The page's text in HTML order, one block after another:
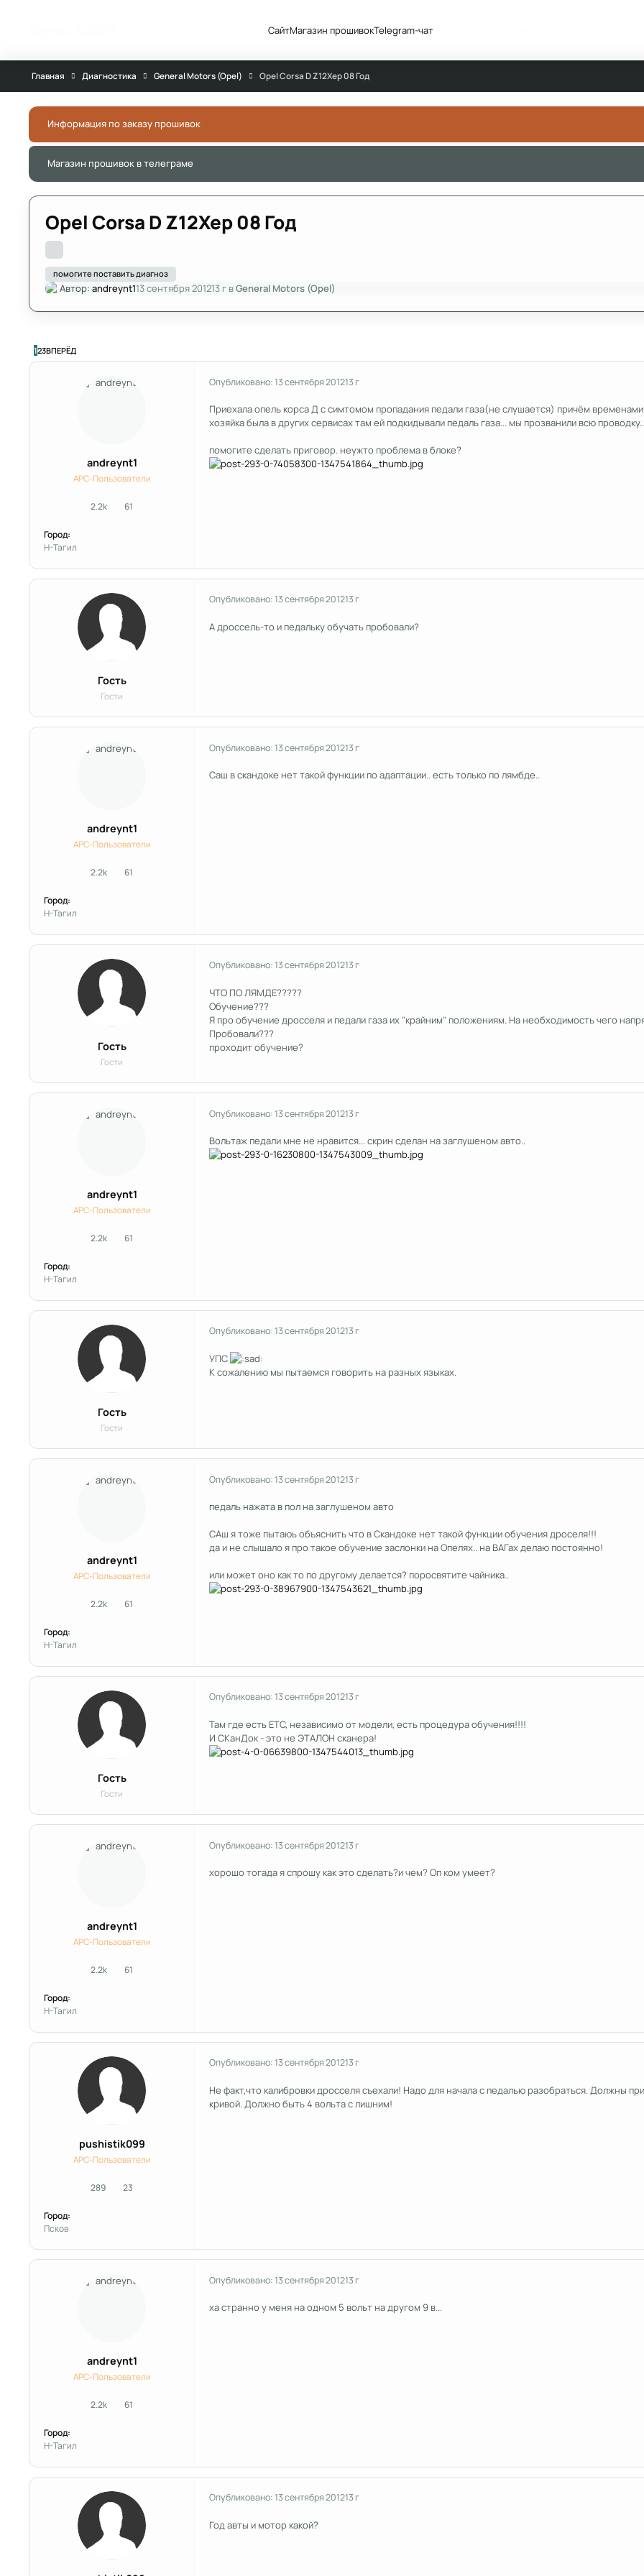
СайтМагазин прошивокTelegram-чатСообщество
Главная Диагностика General Motors (Opel) Opel Corsa D Z12Xep 08 Год
Информация по заказу прошивок
Магазин прошивок в телеграме
Opel Corsa D Z12Xep 08 Год
помогите поставить диагноз
Автор: andreynt113 сентября 201213 гвGeneral Motors (Opel)
123ВПЕРЁДПОСЛЕДНЯЯ СТРАНИЦА
andreynt1
APC-Пользователи
2.2kсообщения
61Репутация
Город:
Н-Тагил
Опубликовано:13 сентября 201213 г
Приехала опель корса Д с симтомом пропадания педали газа(не слушается) причём
хозяйка была в других сервисах там ей подкидывали педаль газа... мы прозванили всю
помогите сделать приговор. неужто проблема в блоке?
Гость
Гости
Опубликовано:13 сентября 201213 г
А дроссель-то и педальку обучать пробовали?
andreynt1
APC-Пользователи
2.2kсообщения
61Репутация
Город:
Н-Тагил
Опубликовано:13 сентября 201213 г
Саш в скандоке нет такой функции по адаптации.. есть только по лямбде..
Гость
Гости
Опубликовано:13 сентября 201213 г
ЧТО ПО ЛЯМДЕ?????
Обучение???
Я про обучение дросселя и педали газа их "крайним" положениям. На необходимость чего
Пробовали???
проходит обучение?
andreynt1
APC-Пользователи
2.2kсообщения
61Репутация
Город:
Н-Тагил
Опубликовано:13 сентября 201213 г
Вольтаж педали мне не нравится... скрин сделан на заглушеном авто..
Гость
Гости
Опубликовано:13 сентября 201213 г
УПС
К сожалению мы пытаемся говорить на разных языках.
andreynt1
APC-Пользователи
2.2kсообщения
61Репутация
Город:
Н-Тагил
Опубликовано:13 сентября 201213 г
педаль нажата в пол на заглушеном авто
САш я тоже пытаюь объяснить что в Скандоке нет такой функции обучения дроселя!!!
да и не слышало я про такое обучение заслонки на Опелях.. на ВАГах делаю постоянно!
или может оно как то по другому делается? поросвятите чайника..
Гость
Гости
Опубликовано:13 сентября 201213 г
Там где есть ЕТС, независимо от модели, есть процедура обучения!!!!
И СКанДок - это не ЭТАЛОН сканера!
andreynt1
APC-Пользователи
2.2kсообщения
61Репутация
Город:
Н-Тагил
Опубликовано:13 сентября 201213 г
хорошо тогада я спрошу как это сделать?и чем? Оп ком умеет?
pushistik099
APC-Пользователи
289сообщения
23Репутация
Город:
Псков
Опубликовано:13 сентября 201213 г
Не факт,что калибровки дросселя съехали! Надо для начала с педалью разобраться. Должны
кривой. Должно быть 4 вольта с лишним!
andreynt1
APC-Пользователи
2.2kсообщения
61Репутация
Город:
Н-Тагил
Опубликовано:13 сентября 201213 г
ха странно у меня на одном 5 вольт на другом 9 в...
Опубликовано:13 сентября 201213 г
Год авты и мотор какой?